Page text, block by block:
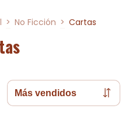
> No Ficción > Cartas